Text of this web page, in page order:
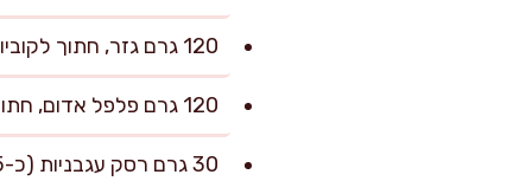
120 גרם גזר, חתוך לקוביות קטנות של 0.5 ס"מ
120 גרם פלפל אדום, חתוך לקוביות 1 ס"מ
30 גרם רסק עגבניות (כ-1.5 כפות)